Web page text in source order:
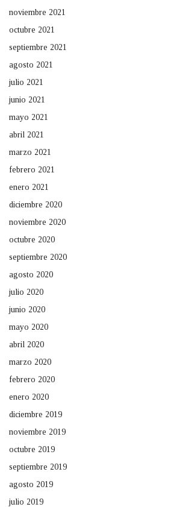
noviembre 2021
octubre 2021
septiembre 2021
agosto 2021
julio 2021
junio 2021
mayo 2021
abril 2021
marzo 2021
febrero 2021
enero 2021
diciembre 2020
noviembre 2020
octubre 2020
septiembre 2020
agosto 2020
julio 2020
junio 2020
mayo 2020
abril 2020
marzo 2020
febrero 2020
enero 2020
diciembre 2019
noviembre 2019
octubre 2019
septiembre 2019
agosto 2019
julio 2019